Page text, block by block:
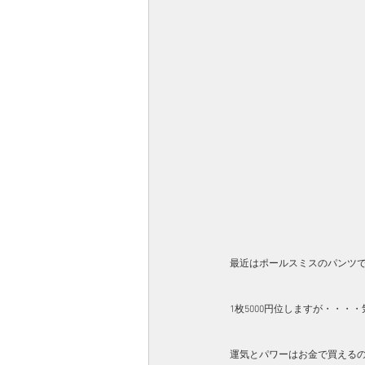
最近はポールスミスのパンツ
1枚5000円位しますが・・・
運気とパワーはお金で買える